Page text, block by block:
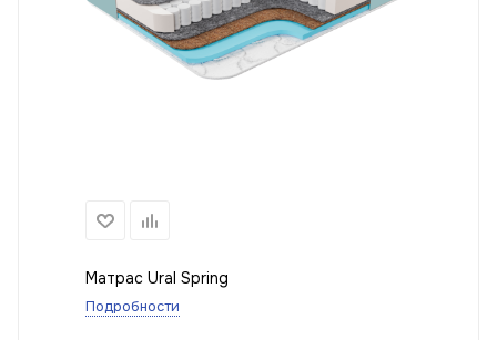
Матрас Ural Spring
Подробности